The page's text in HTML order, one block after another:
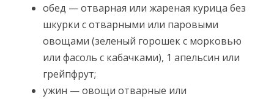
обед — отварная или жареная курица без
шкурки с отварными или паровыми
овощами (зеленый горошек с морковью
или фасоль с кабачками), 1 апельсин или
грейпфрут;
ужин — овощи отварные или